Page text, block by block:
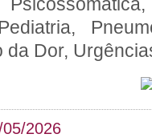
da Dor,
05/2026